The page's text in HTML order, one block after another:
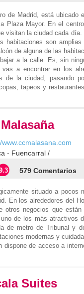
de Madrid, está ubicado
Plaza Mayor. En el
visitan la ciudad cada
habitaciones son
de alguna de las
a la calle. Es, sin
a encontrar en los
de la ciudad, pasando
tapeos y
www.ccmalasana.com
- Fuencarral /
579 Comentarios
situado a pocos
En los alrededores del
otros negocios que
de los más atractivos
de metro de Tribunal y
modernas y
dispone de acceso a
Suites